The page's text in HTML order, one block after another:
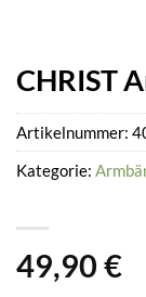
CHRIST
49,90 €
Artikelnummer:
Kategorie: